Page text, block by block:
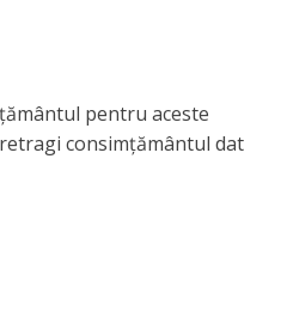
pentru aceste
consimțământul dat